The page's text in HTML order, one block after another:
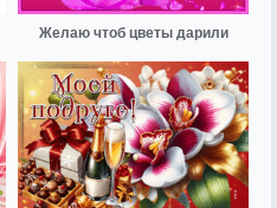
Желаю чтоб цветы дарили